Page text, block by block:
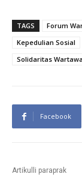
TAGS
Forum
Kepedulian Sosial
Solidaritas
Facebook
Artikulli paraprak